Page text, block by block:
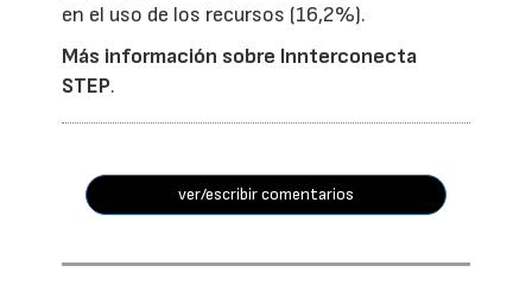
en el uso de los recursos (16,2%).
Más información sobre Innterconecta
STEP.
ver/escribir comentarios